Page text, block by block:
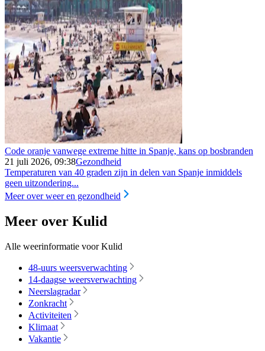
Code oranje vanwege extreme hitte in Spanje, kans op bosbranden
21 juli 2026, 09:38Gezondheid
Temperaturen van 40 graden zijn in delen van Spanje inmiddels
geen uitzondering...
Meer over weer en gezondheid
Meer over Kulid
Alle weerinformatie voor Kulid
48-uurs weersverwachting
14-daagse weersverwachting
Neerslagradar
Zonkracht
Activiteiten
Klimaat
Vakantie